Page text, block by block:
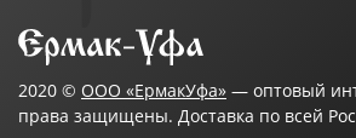
Итог:
• Высококачественный товар в
2020 © ООО «ЕрмакУфа» — оптовый
права защищены. Доставка по всей